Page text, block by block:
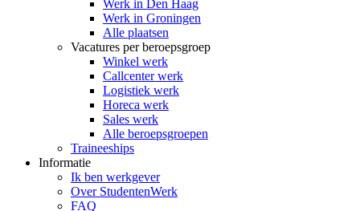
Werk in Den Haag
Werk in Groningen
Alle plaatsen
Vacatures per beroepsgroep
Winkel werk
Callcenter werk
Logistiek werk
Horeca werk
Sales werk
Alle beroepsgroepen
Traineeships
Informatie
Ik ben werkgever
Over StudentenWerk
FAQ